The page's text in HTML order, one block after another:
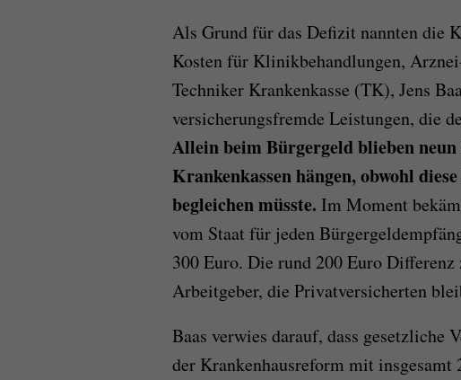
Als Grund für das Defizit nannten die
Kosten für Klinikbehandlungen,
Techniker Krankenkasse (TK), Jens
versicherungsfremde Leistungen, die
Allein beim Bürgergeld blieben
Krankenkassen hängen, obwohl
begleichen müsste. Im Moment
vom Staat für jeden
300 Euro. Die rund 200 Euro
Arbeitgeber, die Privatversicherten
Baas verwies darauf, dass gesetzliche
der Krankenhausreform mit